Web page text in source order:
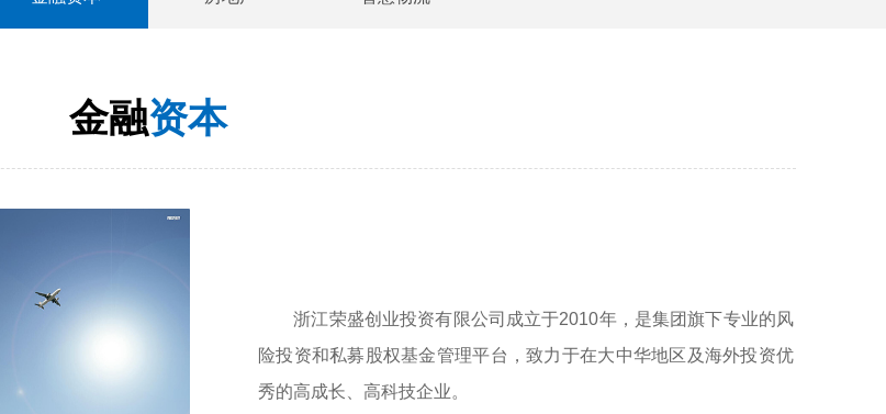
金融资本
浙江荣盛创业投资有限公司成立于2010年，是集团旗下专业的风
险投资和私募股权基金管理平台，致力于在大中华地区及海外投资优
秀的高成长、高科技企业。